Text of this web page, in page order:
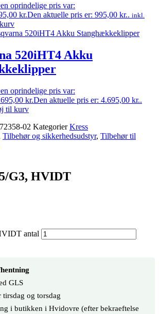
oprindelige pris var:
kr.Den aktuelle pris er: 995,00 kr.. inkl.
520iHT4 Akku
oprindelige pris var:
kr.Den aktuelle pris er: 4.695,00 kr..
til kurv
02 Kategorier Kress
Tilbehør og sikkerhedsudstyr, Tilbehør til
G3, HVIDT
antal
GLS
og torsdag
i butikken i Hvidovre (efter bekraeftelse